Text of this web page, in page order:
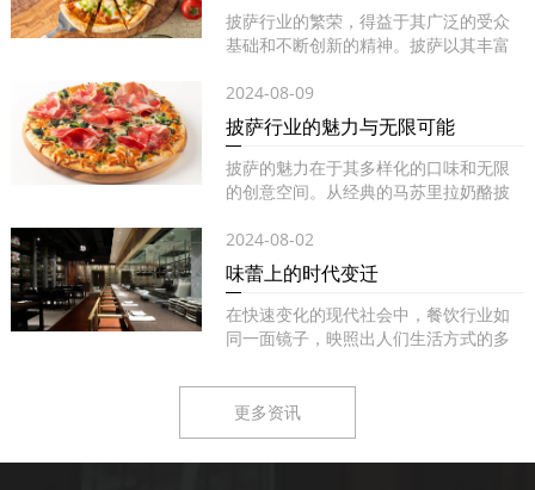
披萨行业的繁荣，得益于其广泛的受众
基础和不断创新的精神。披萨以其丰富
2024-08-09
披萨行业的魅力与无限可能
披萨的魅力在于其多样化的口味和无限
的创意空间。从经典的马苏里拉奶酪披
2024-08-02
味蕾上的时代变迁
在快速变化的现代社会中，餐饮行业如
同一面镜子，映照出人们生活方式的多
更多资讯